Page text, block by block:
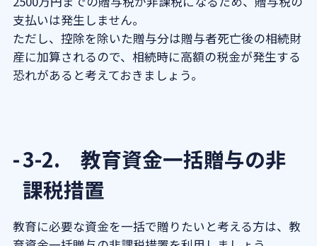
支払いは発生しません。
ただし、控除を除いた贈与分は贈与者死亡後の相続財
産に加算されるので、相続時に高額の税金が発生する
恐れがあると考えておきましょう。
3-2. 教育資金一括贈与の非
課税措置
教育に必要な資金を一括で贈りたいと考える方は、教